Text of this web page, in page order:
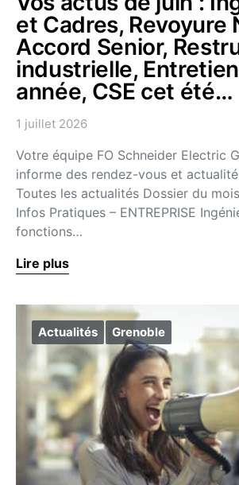
et Cadres, Revoyure
Accord Senior,
industrielle,
année, CSE cet été…
1 juillet 2026
Votre équipe FO Schneider Electric
informe des rendez-vous et
Toutes les actualités Dossier du
Infos Pratiques – ENTREPRISE
fonctions…
Lire plus
Actualités Grenoble